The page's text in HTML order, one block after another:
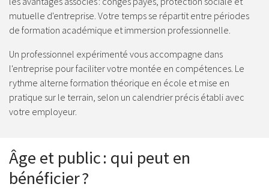
mutuelle d'entreprise. Votre temps se répartit entre périodes
de formation académique et immersion professionnelle.
Un professionnel expérimenté vous accompagne dans
l'entreprise pour faciliter votre montée en compétences. Le
rythme alterne formation théorique en école et mise en
pratique sur le terrain, selon un calendrier précis établi avec
votre employeur.
Âge et public : qui peut en
bénéficier ?